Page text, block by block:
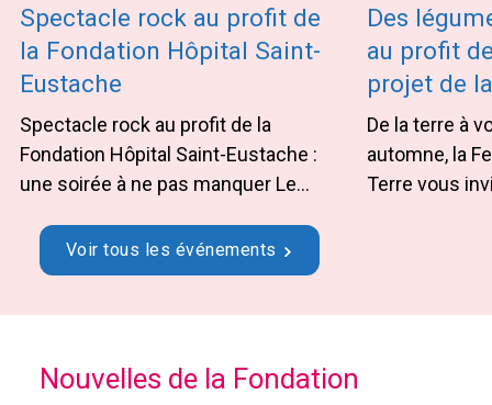
Spectacle rock au profit de
la Fondation Hôpital Saint-
Eustache
Spectacle rock au profit de la
Fondation Hôpital Saint-Eustache :
une soirée à ne pas manquer Le
vous invite à la Petite Église
Cabaret spectacle pour un
spectacle énergique tout en
Des
au profit
projet de
Ciel et
De la terre à
automne, la
Terre vous
Voir tous les événements
Nouvelles de la Fondation